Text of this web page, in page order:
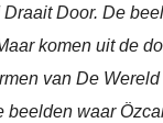
Door. De
komen uit de
van De
beelden waar